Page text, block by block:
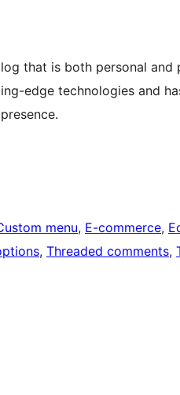
that is both personal and
edge technologies and
menu, E-commerce,
, Threaded comments,